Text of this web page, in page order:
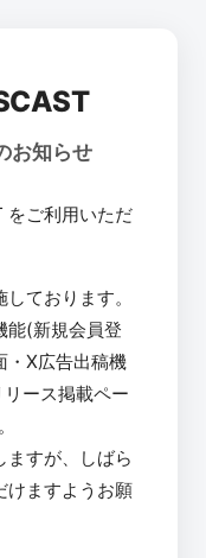
お知らせ
をご利用いただ
ております。
能(新規会員登
・X広告出稿機
ース掲載ペー
ますが、しばら
けますようお願